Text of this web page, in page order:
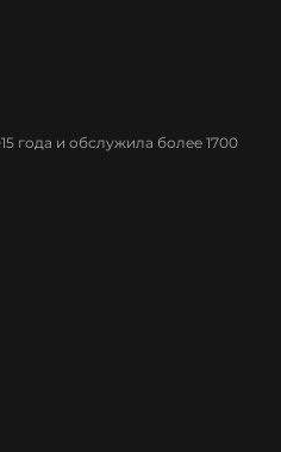
года и обслужила более 1700